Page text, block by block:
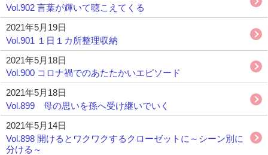
Vol.902 言葉が輝いて聴こえてくる
2021年5月19日
Vol.901 １日１カ所整理収納
2021年5月18日
Vol.900 コロナ禍でのあたたかいエピソード
2021年5月18日
Vol.899 母の思いを孫へ受け継いでいく
2021年5月14日
Vol.898 開けるとワクワクするクローゼットに～シーン別に
分ける～